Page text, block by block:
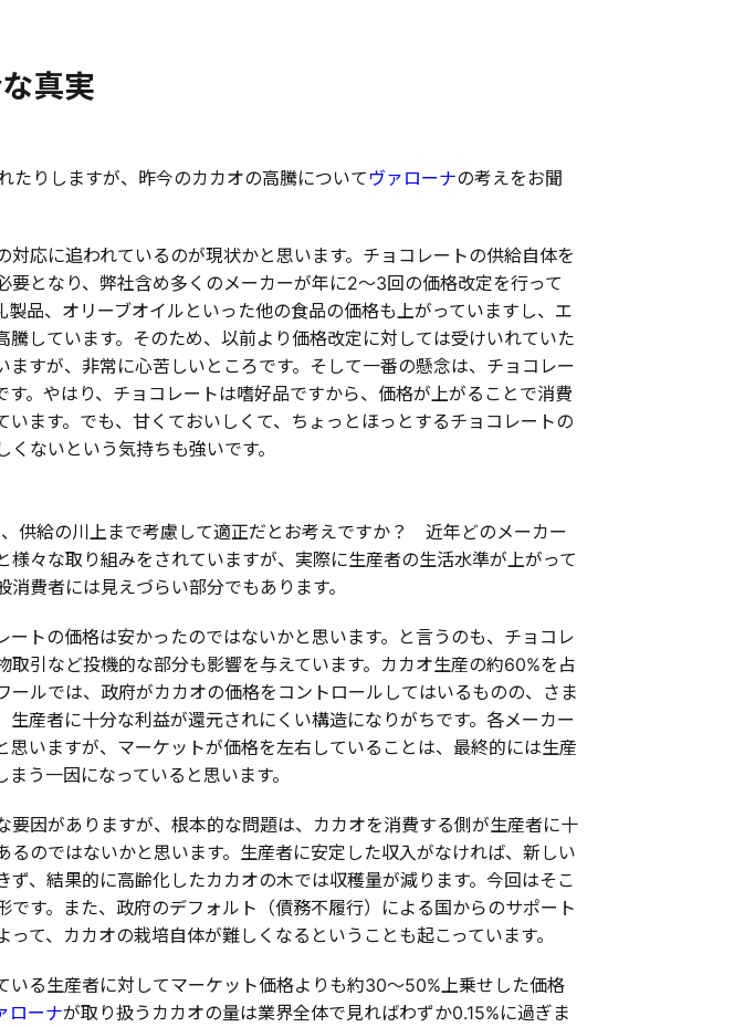
真実
たりしますが、昨今のカカオの高騰について ヴァローナの考えをお聞
対応に追われているのが現状かと思います。チョコレートの供給自体を
要となり、弊社含め多くのメーカーが年に2～3回の価格改定を行って
品、オリーブオイルといった他の食品の価格も上がっていますし、エ
騰しています。そのため、以前より価格改定に対しては受けいれていた
すが、非常に心苦しいところです。そして一番の懸念は、チョコレー
す。やはり、チョコレートは嗜好品ですから、価格が上がることで消費
ます。でも、甘くておいしくて、ちょっとほっとするチョコレートの
ないという気持ちも強いです。
供給の川上まで考慮して適正だとお考えですか？ 近年どのメーカー
様々な取り組みをされていますが、実際に生産者の生活水準が上がって
費者には見えづらい部分でもあります。
ートの価格は安かったのではないかと思います。と言うのも、チョコレ
取引など投機的な部分も影響を与えています。カカオ生産の約60%を占
ールでは、政府がカカオの価格をコントロールしてはいるものの、さま
生産者に十分な利益が還元されにくい構造になりがちです。各メーカー
思いますが、マーケットが価格を左右していることは、最終的には生産
う一因になっていると思います。
要因がありますが、根本的な問題は、カカオを消費する側が生産者に十
のではないかと思います。生産者に安定した収入がなければ、新しい
、結果的に高齢化したカカオの木では収穫量が減ります。今回はそこ
です。また、政府のデフォルト（債務不履行）による国からのサポート
て、カカオの栽培自体が難しくなるということも起こっています。
いる生産者に対してマーケット価格よりも約30～50%上乗せした価格
ローナが取り扱うカカオの量は業界全体で見ればわずか0.15%に過ぎま